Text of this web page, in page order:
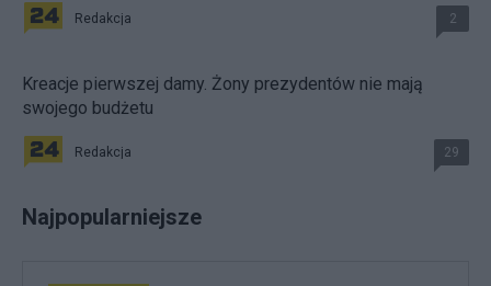
Redakcja 2
Kreacje pierwszej damy. Żony prezydentów nie mają
swojego budżetu
Redakcja 29
Najpopularniejsze